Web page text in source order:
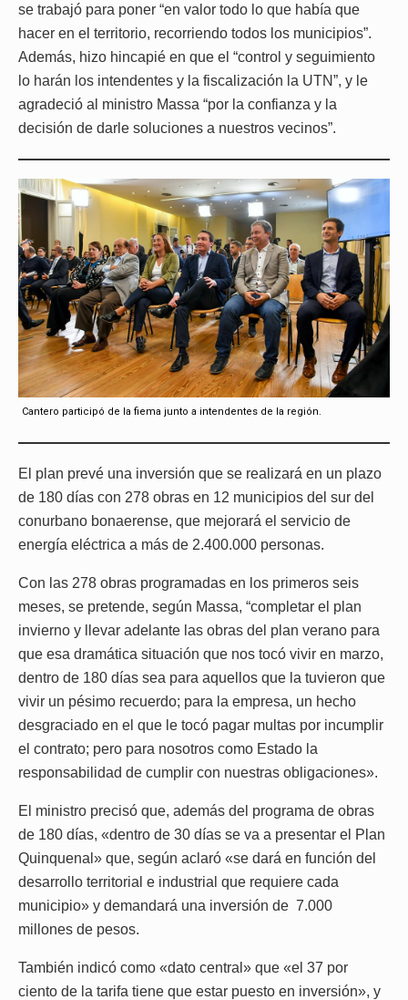
se trabajó para poner “en valor todo lo que había que
hacer en el territorio, recorriendo todos los municipios”.
Además, hizo hincapié en que el “control y seguimiento
lo harán los intendentes y la fiscalización la UTN”, y le
agradeció al ministro Massa “por la confianza y la
decisión de darle soluciones a nuestros vecinos”.
Cantero participó de la fiema junto a intendentes de la región.
El plan prevé una inversión que se realizará en un plazo
de 180 días con 278 obras en 12 municipios del sur del
conurbano bonaerense, que mejorará el servicio de
energía eléctrica a más de 2.400.000 personas.
Con las 278 obras programadas en los primeros seis
meses, se pretende, según Massa, “completar el plan
invierno y llevar adelante las obras del plan verano para
que esa dramática situación que nos tocó vivir en marzo,
dentro de 180 días sea para aquellos que la tuvieron que
vivir un pésimo recuerdo; para la empresa, un hecho
desgraciado en el que le tocó pagar multas por incumplir
el contrato; pero para nosotros como Estado la
responsabilidad de cumplir con nuestras obligaciones».
El ministro precisó que, además del programa de obras
de 180 días, «dentro de 30 días se va a presentar el Plan
Quinquenal» que, según aclaró «se dará en función del
desarrollo territorial e industrial que requiere cada
municipio» y demandará una inversión de 7.000
millones de pesos.
También indicó como «dato central» que «el 37 por
ciento de la tarifa tiene que estar puesto en inversión», y